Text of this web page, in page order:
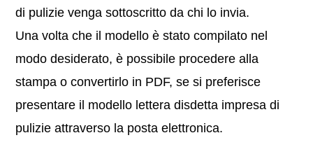
di pulizie venga sottoscritto da chi lo invia.
Una volta che il modello è stato compilato nel
modo desiderato, è possibile procedere alla
stampa o convertirlo in PDF, se si preferisce
presentare il modello lettera disdetta impresa di
pulizie attraverso la posta elettronica.